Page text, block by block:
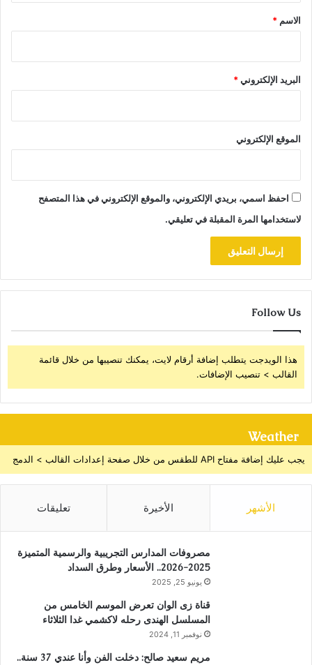
*
الاسم *
البريد الإلكتروني*
الموقع الإلكتروني
احفظ اسمي، بريدي الإلكتروني، والموقع الإلكتروني في هذا المتصفح
لاستخدامها المرة المقبلة في تعليقي.
Follow Us
هذا الويدجت يتطلب إضافة أرقام لايت، يمكنك تنصيبها من خلال قائمة
القالب > تنصيب الإضافات.
Weather
يجب عليك إضافة مفتاح API للطقس من خلال صفحة إعدادات القالب > الدمج
الأشهر الأخيرة تعليقات
مصروفات المدارس التجريبية والرسمية المتميزة
2025-2026.. الأسعار وطرق السداد
يونيو 25, 2025
قناة زى الوان تعرض الموسم الخامس من
المسلسل الهندى رحله لاكشمي غدا الثلاثاء
نوفمبر 11, 2024
مريم سعيد صالح: دخلت الفن وأنا عندي 37 سنة..